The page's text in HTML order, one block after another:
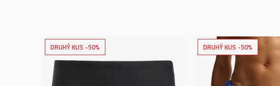
DRUHÝ KUS -50% DRUHÝ KUS -50%